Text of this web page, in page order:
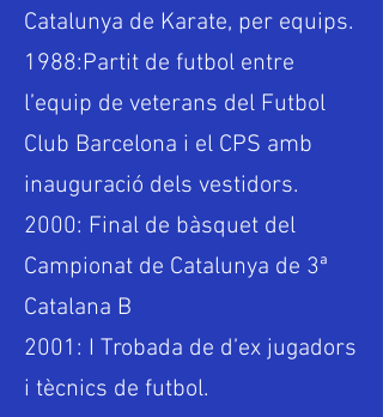
Catalunya de Karate, per equips.
1988:Partit de futbol entre
l’equip de veterans del Futbol
Club Barcelona i el CPS amb
inauguració dels vestidors.
2000: Final de bàsquet del
Campionat de Catalunya de 3ª
Catalana B
2001: I Trobada de d’ex jugadors
i tècnics de futbol.